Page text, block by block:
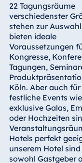
El Sheikh
Albanien
Hotel Plaza
Tirana
Resort Marina
Bay
Bulgarien
22 Tagungsräume
verschiedenster
stehen zur
bieten ideale
Voraussetzungen
Kongresse,
Tagungen,
Köln. Aber auch für
festliche Events wie
exklusive Galas,
oder Hochzeiten
Hotels perfekt
unserem Hotel sind
sowohl Gastgeber